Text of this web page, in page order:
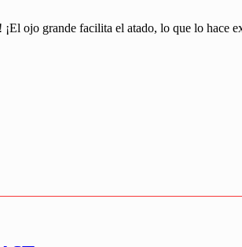
ojo grande facilita el atado, lo que lo hace